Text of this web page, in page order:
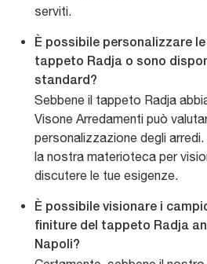
serviti.
È possibile personalizzare le
tappeto Radja o sono
standard?
Sebbene il tappeto Radja
Visone Arredamenti può
personalizzazione degli
la nostra materioteca per
discutere le tue esigenze.
È possibile visionare i
finiture del tappeto Radja
Napoli?